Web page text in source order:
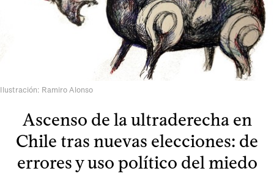
Ilustración: Ramiro Alonso
Ascenso de la ultraderecha en
Chile tras nuevas elecciones: de
errores y uso político del miedo